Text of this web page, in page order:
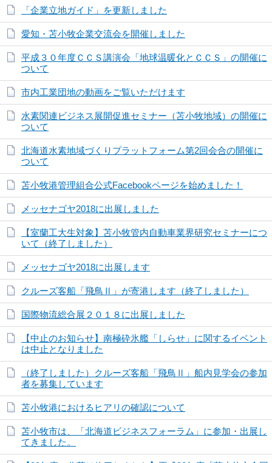
「企業立地ガイド」を更新しました
愛知・苫小牧企業交流会を開催しました
平成３０年度ＣＣＳ講演会「地球温暖化とＣＣＳ」の開催に
ついて
市内工業団地の動画をご覧いただけます
水素関連ビジネス展開促進セミナー（苫小牧地域）の開催に
ついて
北海道水素地域づくりプラットフォーム第2回会合の開催に
ついて
苫小牧港管理組合公式Facebookページを始めました！
メッセナゴヤ2018に出展しました
【室蘭工大生対象】苫小牧管内自動車業界研究セミナーにつ
いて（終了しました）
メッセナゴヤ2018に出展します
クルーズ客船「飛鳥Ⅱ」が寄港します（終了しました）
国際物流総合展２０１８に出展しました
【中止のお知らせ】南極砕氷艦「しらせ」に関するイベント
は中止となりました
（終了しました）クルーズ客船「飛鳥Ⅱ」船内見学会の参加
者を募集しています
苫小牧港におけるヒアリの確認について
苫小牧市は、「北海道ビジネスフォーラム」に参加・出展し
てきました。